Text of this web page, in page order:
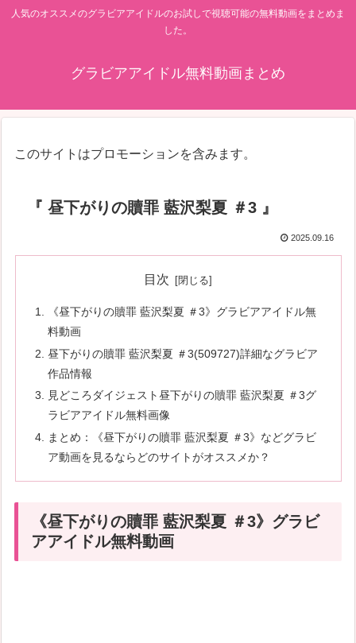
人気のオススメのグラビアアイドルのお試しで視聴可能の無料動画をまとめま
した。
グラビアアイドル無料動画まとめ
このサイトはプロモーションを含みます。
『 昼下がりの贖罪 藍沢梨夏 ＃3 』
2025.09.16
目次
《昼下がりの贖罪 藍沢梨夏 ＃3》グラビアアイドル無
料動画
昼下がりの贖罪 藍沢梨夏 ＃3(509727)詳細なグラビア
作品情報
見どころダイジェスト昼下がりの贖罪 藍沢梨夏 ＃3グ
ラビアアイドル無料画像
まとめ：《昼下がりの贖罪 藍沢梨夏 ＃3》などグラビ
ア動画を見るならどのサイトがオススメか？
《昼下がりの贖罪 藍沢梨夏 ＃3》グラビ
アアイドル無料動画